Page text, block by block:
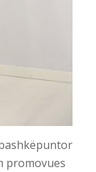
promovues